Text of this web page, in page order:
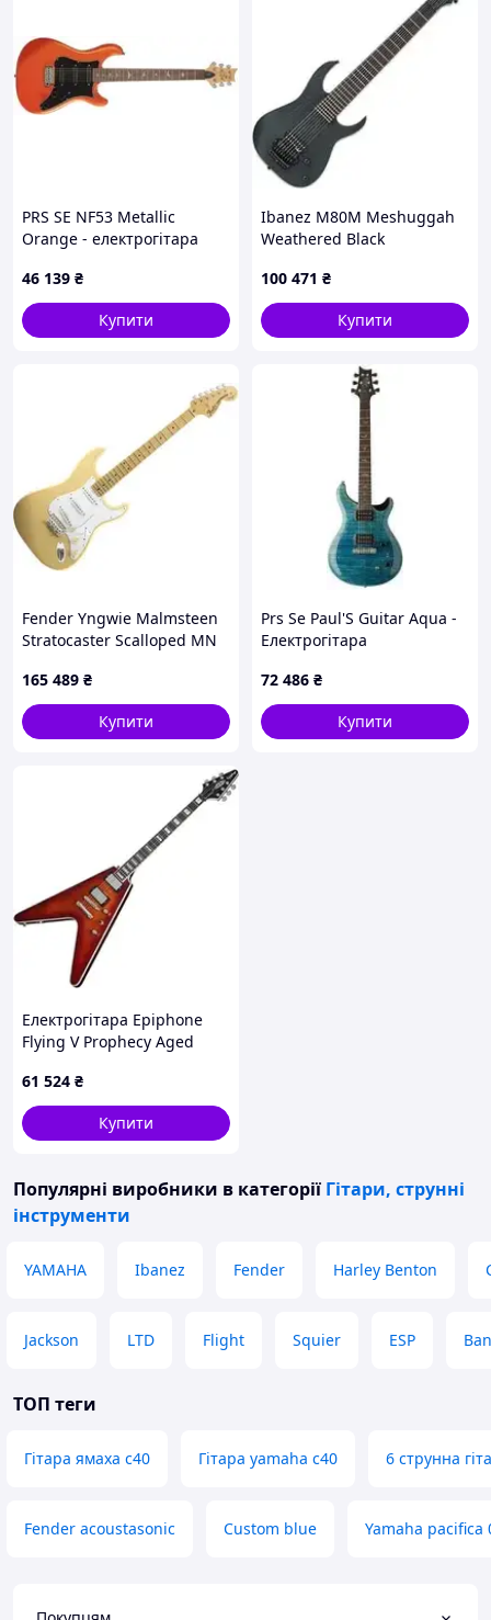
PRS SE NF53 Metallic
Orange - електрогітара
46 139 ₴
Купити
Ibanez M80M Meshuggah
Weathered Black
100 471 ₴
Купити
Fender Yngwie Malmsteen
Stratocaster Scalloped MN
165 489 ₴
Купити
Prs Se Paul'S Guitar Aqua -
Електрогітара
72 486 ₴
Купити
Електрогітара Epiphone
Flying V Prophecy Aged
61 524 ₴
Купити
Популярні виробники в категорії Гітари, струнні
інструменти
YAMAHA Ibanez Fender Harley Benton
Jackson LTD Flight Squier ESP
ТОП теги
Гітара ямаха с40 Гітара yamaha c40 6 струнна
Fender acoustasonic Custom blue Yamaha pacifica